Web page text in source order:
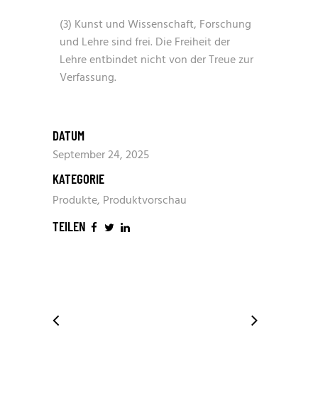
DATUM
September 24, 2025
KATEGORIE
Produkte, Produktvorschau
(3) Kunst und Wissenschaft, Forschung
und Lehre sind frei. Die Freiheit der
Lehre entbindet nicht von der Treue zur
Verfassung.
TEILEN